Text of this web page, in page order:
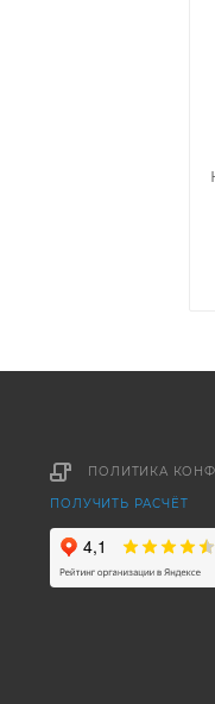
ПОЛИТИКА
ПОЛУЧИТЬ РАСЧЁТ